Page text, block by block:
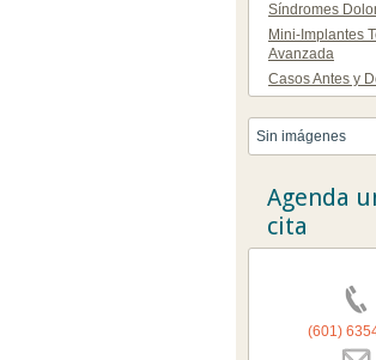
Síndromes
Mini-Implantes
Avanzada
Casos Antes y
Sin imágenes
Agenda
cita
(601)